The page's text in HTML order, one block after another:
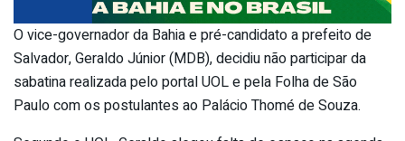
O vice-governador da Bahia e pré-candidato a prefeito de
Salvador, Geraldo Júnior (MDB), decidiu não participar da
sabatina realizada pelo portal UOL e pela Folha de São
Paulo com os postulantes ao Palácio Thomé de Souza.